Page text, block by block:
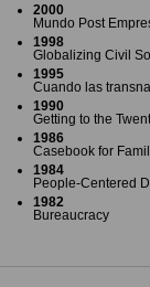
2000
Mundo Post
1998
Globalizing Civil
1995
Cuando las
1990
Getting to the
1986
Casebook for
1984
People-Centered
1982
Bureaucracy